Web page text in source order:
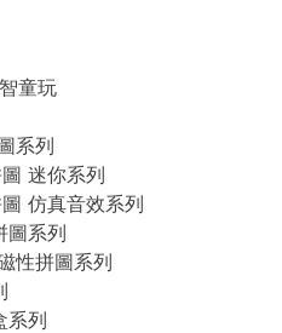
童玩
系列
迷你系列
仿真音效系列
圖系列
性拼圖系列
系列